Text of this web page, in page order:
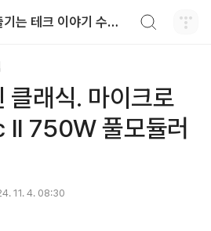
재미있게 즐기는 테크 이야기 수다테크 - SoodaTech
클래식. 마이크로
II 750W 풀모듈러
11. 4. 08:30